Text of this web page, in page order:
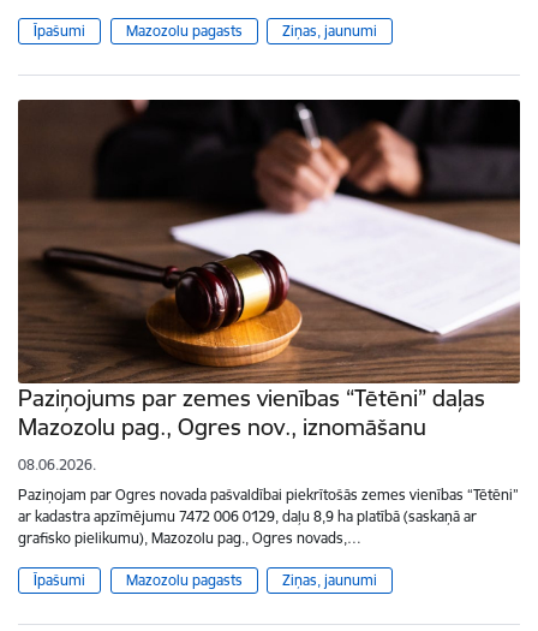
Īpašumi Mazozolu pagasts Ziņas, jaunumi
Paziņojums par zemes vienības “Tētēni” daļas
Mazozolu pag., Ogres nov., iznomāšanu
08.06.2026.
Paziņojam par Ogres novada pašvaldībai piekrītošās zemes vienības “Tētēni”
ar kadastra apzīmējumu 7472 006 0129, daļu 8,9 ha platībā (saskaņā ar
grafisko pielikumu), Mazozolu pag., Ogres novads,…
Īpašumi Mazozolu pagasts Ziņas, jaunumi